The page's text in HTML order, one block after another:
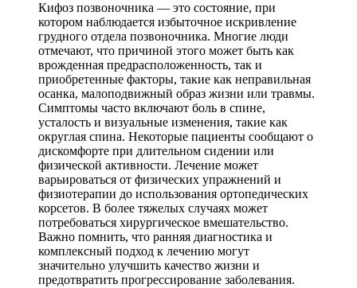
Кифоз позвоночника — это состояние, при
котором наблюдается избыточное искривление
грудного отдела позвоночника. Многие люди
отмечают, что причиной этого может быть как
врожденная предрасположенность, так и
приобретенные факторы, такие как неправильная
осанка, малоподвижный образ жизни или травмы.
Симптомы часто включают боль в спине,
усталость и визуальные изменения, такие как
округлая спина. Некоторые пациенты сообщают о
дискомфорте при длительном сидении или
физической активности. Лечение может
варьироваться от физических упражнений и
физиотерапии до использования ортопедических
корсетов. В более тяжелых случаях может
потребоваться хирургическое вмешательство.
Важно помнить, что ранняя диагностика и
комплексный подход к лечению могут
значительно улучшить качество жизни и
предотвратить прогрессирование заболевания.